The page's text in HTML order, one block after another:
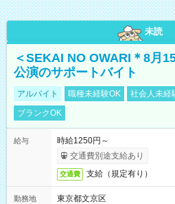
未読
＜SEKAI NO OWARI＊8月
公演のサポートバイト
アルバイト 職種未経験OK 社会人未経
ブランクOK
給与
時給1250円～
交通費別途支給あり
交通費 支給（規定有り）
勤務地
東京都文京区